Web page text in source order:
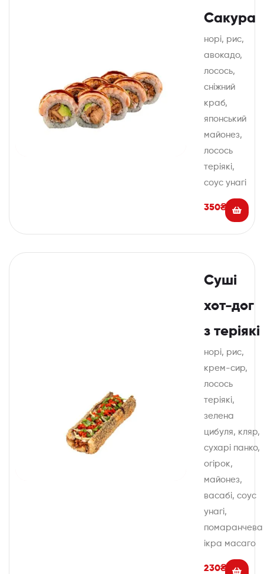
Сакура
норі, рис,
авокадо,
лосось,
сніжний
краб,
японський
майонез,
лосось
теріякі,
соус унагі
350₴
Суші
хот-дог
з теріякі
норі, рис,
крем-сир,
лосось
теріякі,
зелена
цибуля, кляр,
сухарі панко,
огірок,
майонез,
васабі, соус
унагі,
помаранчева
ікра масаго
230₴